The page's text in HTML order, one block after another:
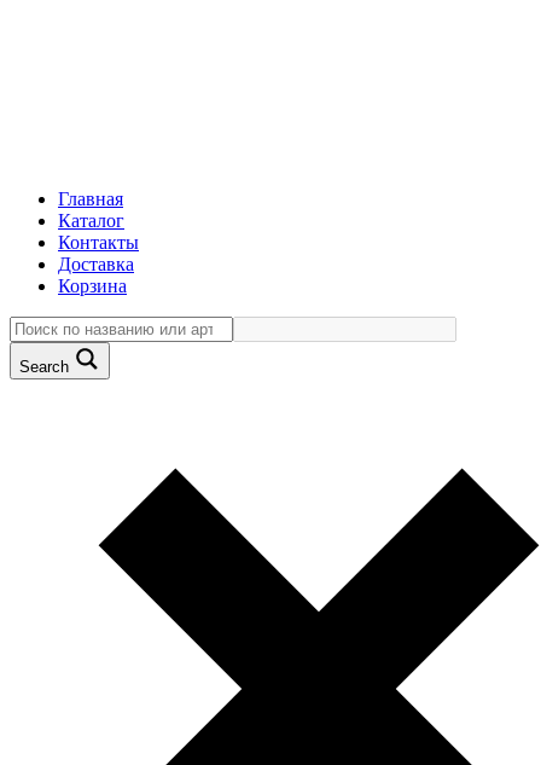
Главная
Каталог
Контакты
Доставка
Корзина
Search